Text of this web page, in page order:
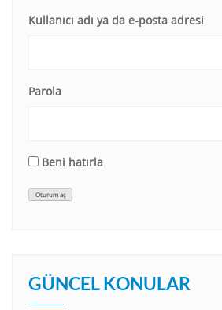
Kullanıcı adı ya da e-posta adresi
Parola
Beni hatırla
Oturum aç
GÜNCEL KONULAR